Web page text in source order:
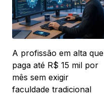
A profissão em alta que
paga até R$ 15 mil por
mês sem exigir
faculdade tradicional